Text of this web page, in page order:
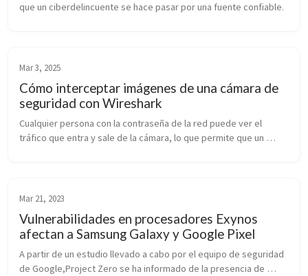
que un ciberdelincuente se hace pasar por una fuente confiable.
Mar 3, 2025
Cómo interceptar imágenes de una cámara de
seguridad con Wireshark
Cualquier persona con la contraseña de la red puede ver el
tráfico que entra y sale de la cámara, lo que permite que un
Mar 21, 2023
Vulnerabilidades en procesadores Exynos
afectan a Samsung Galaxy y Google Pixel
A partir de un estudio llevado a cabo por el equipo de seguridad
de Google,Project Zero se ha informado de la presencia de